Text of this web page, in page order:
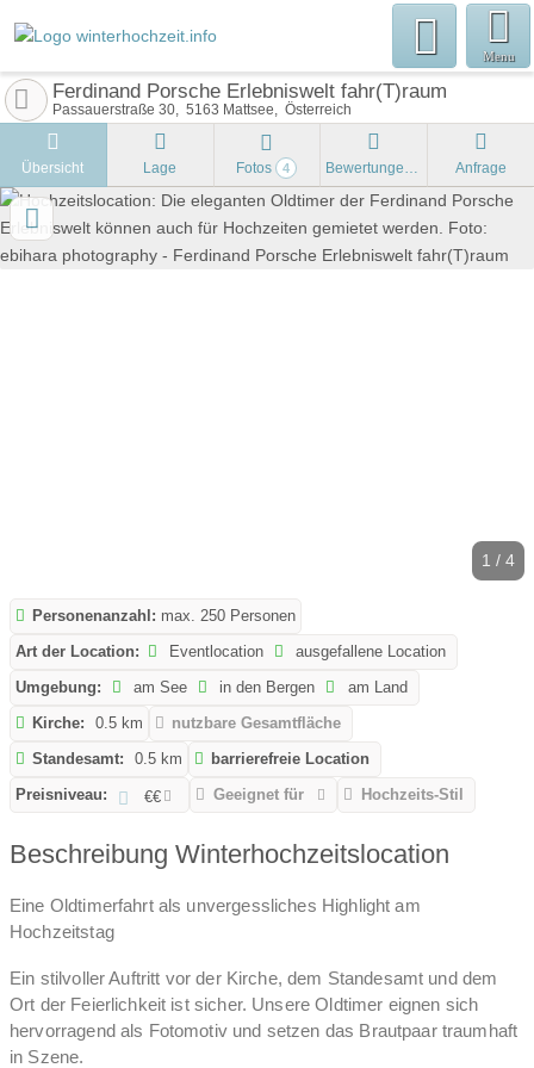
Menu
Ferdinand Porsche Erlebniswelt fahr(T)raum
Passauerstraße 30 5163 Mattsee Österreich
Übersicht Lage Fotos 4 Bewertungen Anfrage
1 / 4
Personenanzahl: max. 250 Personen
Art der Location:
Eventlocation
ausgefallene Location
Umgebung:
am See in den Bergen
am Land
Kirche:
0.5 km
nutzbare Gesamtfläche
Standesamt:
0.5 km
barrierefreie Location
Preisniveau:
€€ Geeignet für Hochzeits-Stil
Beschreibung Winterhochzeitslocation
Eine Oldtimerfahrt als unvergessliches Highlight am
Hochzeitstag
Ein stilvoller Auftritt vor der Kirche, dem Standesamt und dem
Ort der Feierlichkeit ist sicher. Unsere Oldtimer eignen sich
hervorragend als Fotomotiv und setzen das Brautpaar traumhaft
in Szene.